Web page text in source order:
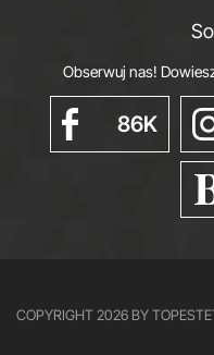
Obserwuj nas!
86K
COPYRIGHT 2026 BY